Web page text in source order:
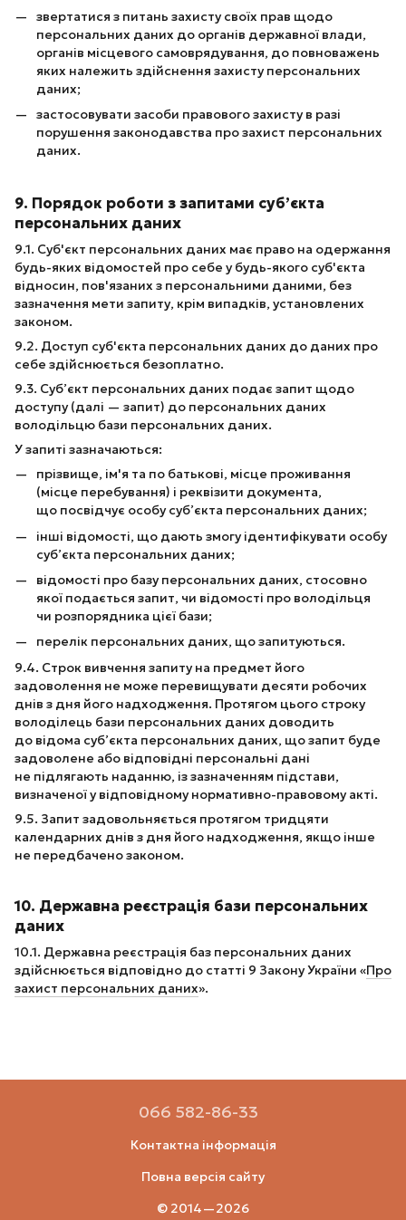
звертатися з питань захисту своїх прав щодо
персональних даних до органів державної влади,
органів місцевого самоврядування, до повноважень
яких належить здійснення захисту персональних
даних;
застосовувати засоби правового захисту в разі
порушення законодавства про захист персональних
даних.
9. Порядок роботи з запитами суб’єкта
персональних даних
9.1. Суб'єкт персональних даних має право на одержання
будь-яких відомостей про себе у будь-якого суб'єкта
відносин, пов'язаних з персональними даними, без
зазначення мети запиту, крім випадків, установлених
законом.
9.2. Доступ суб'єкта персональних даних до даних про
себе здійснюється безоплатно.
9.3. Суб’єкт персональних даних подає запит щодо
доступу (далі — запит) до персональних даних
володільцю бази персональних даних.
У запиті зазначаються:
прізвище, ім'я та по батькові, місце проживання
(місце перебування) і реквізити документа,
що посвідчує особу суб’єкта персональних даних;
інші відомості, що дають змогу ідентифікувати особу
суб’єкта персональних даних;
відомості про базу персональних даних, стосовно
якої подається запит, чи відомості про володільця
чи розпорядника цієї бази;
перелік персональних даних, що запитуються.
9.4. Строк вивчення запиту на предмет його
задоволення не може перевищувати десяти робочих
днів з дня його надходження. Протягом цього строку
володілець бази персональних даних доводить
до відома суб’єкта персональних даних, що запит буде
задоволене або відповідні персональні дані
не підлягають наданню, із зазначенням підстави,
визначеної у відповідному нормативно-правовому акті.
9.5. Запит задовольняється протягом тридцяти
календарних днів з дня його надходження, якщо інше
не передбачено законом.
10. Державна реєстрація бази персональних
даних
10.1. Державна реєстрація баз персональних даних
здійснюється відповідно до статті 9 Закону України «Про
захист персональних даних».
066 582-86-33
Контактна інформація
Повна версія сайту
© 2014—2026